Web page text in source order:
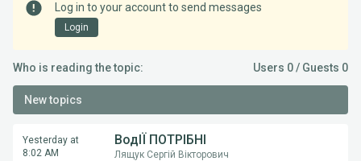
Log in to your account to send messages
Login
Who is reading the topic: Users 0 / Guests 0
New topics
Yesterday at
8:02 AM
ВодІЇ ПОТРІБНІ
Лящук Сергій Вікторович